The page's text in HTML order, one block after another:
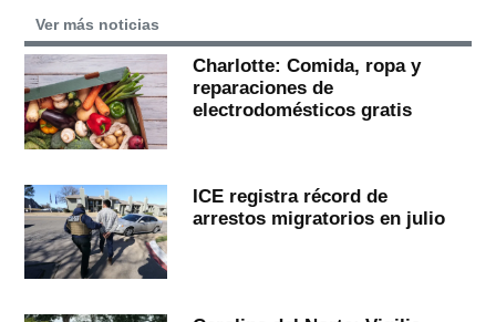
Ver más noticias
Charlotte: Comida, ropa y
reparaciones de
electrodomésticos gratis
ICE registra récord de
arrestos migratorios en julio